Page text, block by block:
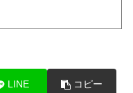
LINE コピー